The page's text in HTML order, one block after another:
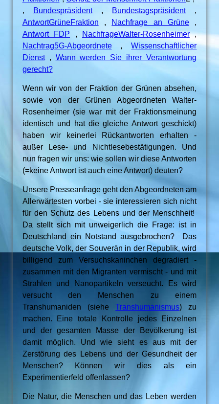
,
Bundespräsident, Bundestagspräsident,
AntwortGrüneFraktion , Nachfrage an Grüne ,
Antwort FDP , NachfrageWalter-Rosenheimer,
Nachtrag5G-Abgeordnete,Wissenschaftlicher
Dienst, Wann werden Sie ihrer Verantwortung
gerecht?
Wenn wir von der Fraktion der Grünen absehen,
sowie von der Grünen Abgeordneten Walter-
Rosenheimer (sie war mit der Fraktionsmeinung
identisch und hat die gleiche Antwort geschickt)
haben wir keinerlei Rückantworten erhalten -
außer Lese- und Nichtlesebestätigungen. Und
nun fragen wir uns: wie sollen wir diese Antworten
(=keine Antwort ist auch eine Antwort) deuten?
Unsere Presseanfrage geht den Abgeordneten am
Allerwärtesten vorbei - sie interessieren sich nicht
für den Schutz des Lebens und der Menschheit!
Da stellt sich mit unweigerlich die Frage: ist in
Deutschland ein Notstand ausgebrochen? Das
deutsche Volk, der Souverän in der Republik, wird
billigend zum Versuchskaninchen degradiert -
zusammen mit den Migranten vermischt - und mit
Strahlen und Nanopartikeln verseucht. Es wird
versucht den Menschen zu einem
Transhumaniden (sieheTranshumanismus) zu
machen. Eine totale Kontrolle jedes Einzelnen
und der gesamten Masse der Bevölkerung ist
damit möglich. Und wie sieht es aus mit der
Zerstörung des Lebens und der Gesundheit der
Menschen? Können wir dies als ein
Experimentierfeld offenlassen?
Die Natur, die Menschen und das Leben werden